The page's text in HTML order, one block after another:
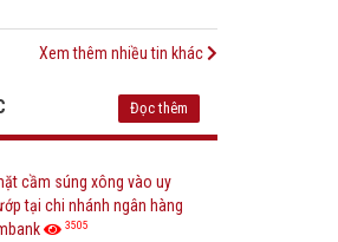
Xem thêm nhiều tin khác
Đọc thêm
cầm súng xông vào uy
tại chi nhánh ngân hàng
3505